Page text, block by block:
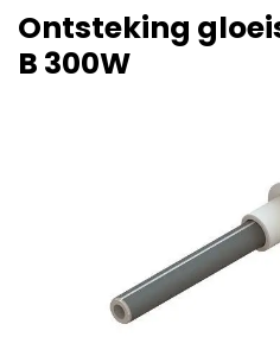
Ontsteking
B 300W